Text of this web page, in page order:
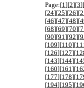
Page:[1 ][2][3][
[24][25][26][
[46][47][48][
[68][69][70][
[90][91 ][92][
[109][110][
[126][127][
[143][144][
[160][161 ][
[177][178][
[194][195][